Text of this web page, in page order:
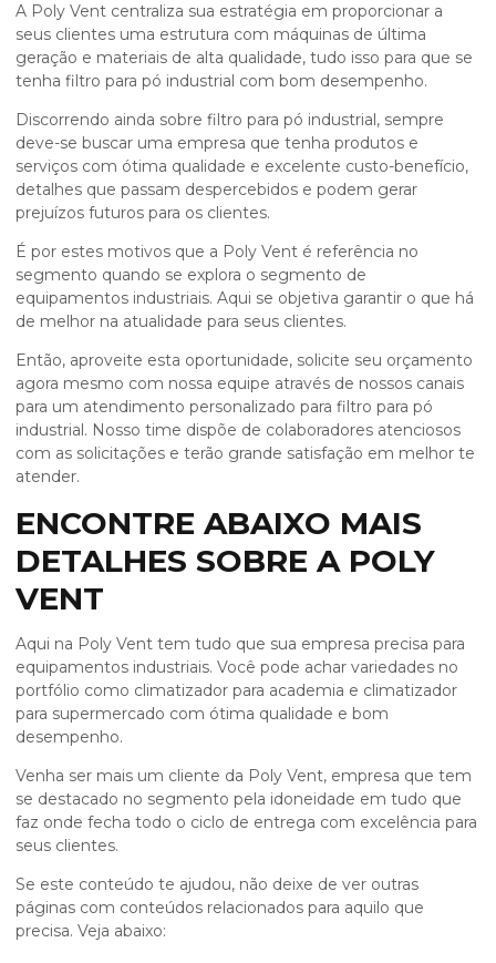
A Poly Vent centraliza sua estratégia em proporcionar a
seus clientes uma estrutura com máquinas de última
geração e materiais de alta qualidade, tudo isso para que se
tenha filtro para pó industrial com bom desempenho.
Discorrendo ainda sobre filtro para pó industrial, sempre
deve-se buscar uma empresa que tenha produtos e
serviços com ótima qualidade e excelente custo-benefício,
detalhes que passam despercebidos e podem gerar
prejuízos futuros para os clientes.
É por estes motivos que a Poly Vent é referência no
segmento quando se explora o segmento de
equipamentos industriais. Aqui se objetiva garantir o que há
de melhor na atualidade para seus clientes.
Então, aproveite esta oportunidade, solicite seu orçamento
agora mesmo com nossa equipe através de nossos canais
para um atendimento personalizado para filtro para pó
industrial. Nosso time dispõe de colaboradores atenciosos
com as solicitações e terão grande satisfação em melhor te
atender.
ENCONTRE ABAIXO MAIS
DETALHES SOBRE A POLY
VENT
Aqui na Poly Vent tem tudo que sua empresa precisa para
equipamentos industriais. Você pode achar variedades no
portfólio como climatizador para academia e climatizador
para supermercado com ótima qualidade e bom
desempenho.
Venha ser mais um cliente da Poly Vent, empresa que tem
se destacado no segmento pela idoneidade em tudo que
faz onde fecha todo o ciclo de entrega com excelência para
seus clientes.
Se este conteúdo te ajudou, não deixe de ver outras
páginas com conteúdos relacionados para aquilo que
precisa. Veja abaixo: